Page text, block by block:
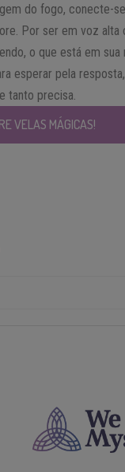
do fogo, conecte-
Por ser em voz
o que está em
esperar pela
tanto precisa.
VELAS MÁGICAS!